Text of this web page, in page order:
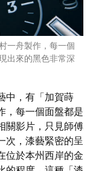
一舟製作，每一個
出來的黑色非常深
中，有「加賀蒔
，每一個面盤都是
關影片，只見師傅
次，漆藝緊密的呈
位於本州西岸的金